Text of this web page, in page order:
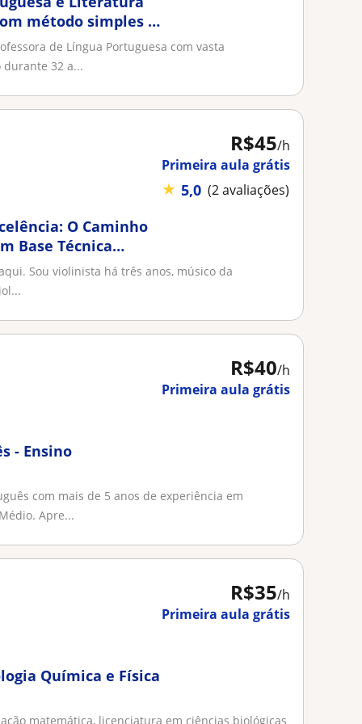
método simples e
de Língua Portuguesa com vasta
durante 32 a...
R$45/h
Primeira aula grátis
★ 5,0 (2 avaliações)
O Caminho
Base Técnica
Sou violinista há três anos, músico da
R$40/h
Primeira aula grátis
- Ensino
com mais de 5 anos de experiência em
Apre...
R$35/h
Primeira aula grátis
Química e Física
matemática, licenciatura em ciências biológicas